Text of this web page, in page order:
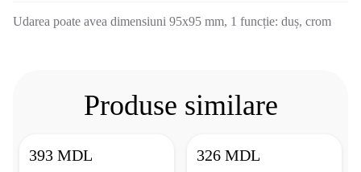
Udarea poate avea dimensiuni 95x95 mm, 1 funcție: duș, crom
Produse similare
393 MDL 326 MDL